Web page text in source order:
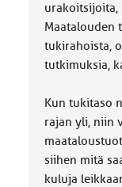
urakoitsijoita,
Maatalouden
tukirahoista,
tutkimuksia,
Kun tukitaso
rajan yli, niin
siihen mitä
kuluja